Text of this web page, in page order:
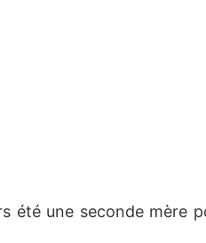
été une seconde mère